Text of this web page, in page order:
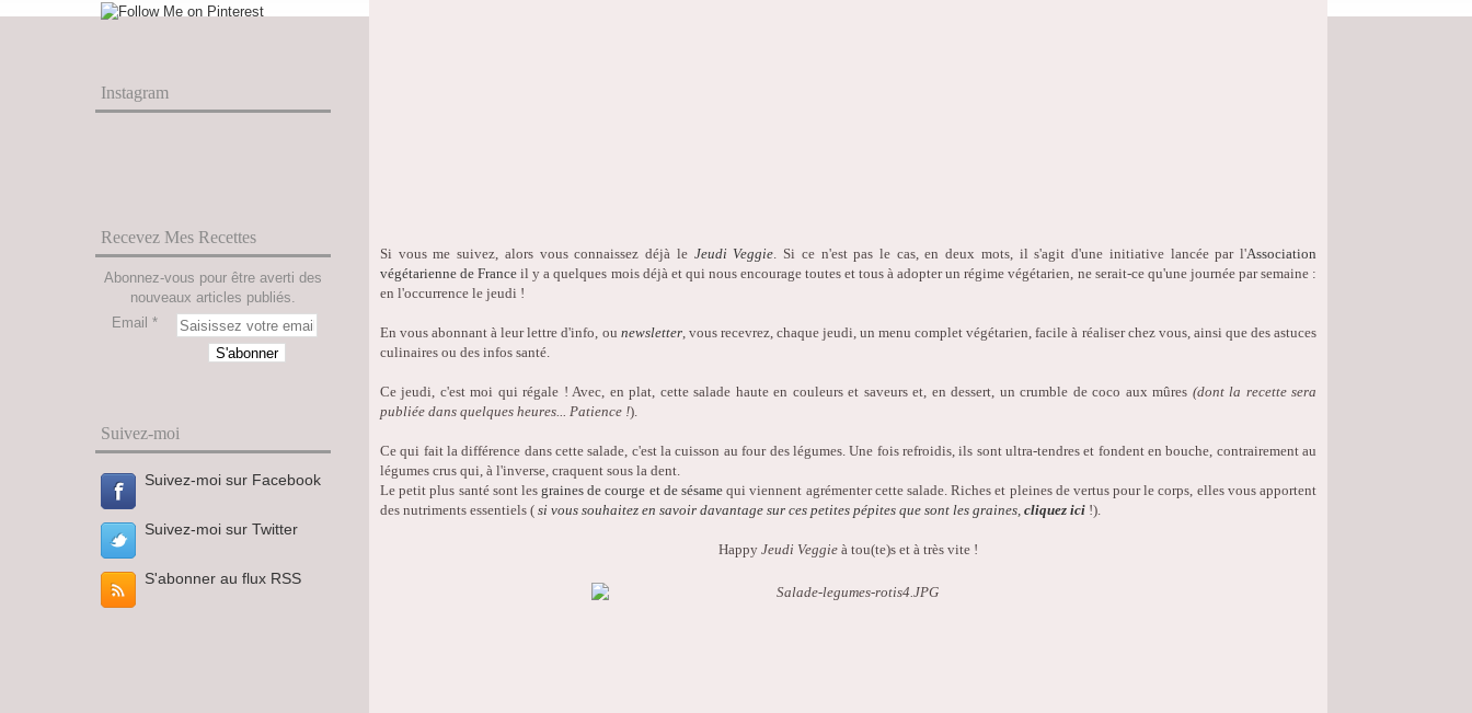
Instagram
Recevez Mes Recettes
Abonnez-vous pour être averti des
nouveaux articles publiés.
Email
Suivez-moi
Suivez-moi sur Facebook
Suivez-moi sur Twitter
S'abonner au flux RSS
Si vous me suivez, alors vous connaissez déjà le Jeudi Veggie. Si ce n'est pas le cas, en deux mots, il s'agit d'une initiative lancée par l'Association
végétarienne de France il y a quelques mois déjà et qui nous encourage toutes et tous à adopter un régime végétarien, ne serait-ce qu'une journée par semaine :
en l'occurrence le jeudi !
En vous abonnant à leur lettre d'info, ou newsletter, vous recevrez, chaque jeudi, un menu complet végétarien, facile à réaliser chez vous, ainsi que des astuces
culinaires ou des infos santé.
Ce jeudi, c'est moi qui régale ! Avec, en plat, cette salade haute en couleurs et saveurs et, en dessert, un crumble de coco aux mûres (dont la recette sera
publiée dans quelques heures... Patience !).
Ce qui fait la différence dans cette salade, c'est la cuisson au four des légumes. Une fois refroidis, ils sont ultra-tendres et fondent en bouche, contrairement au
légumes crus qui, à l'inverse, craquent sous la dent.
Le petit plus santé sont lesgraines de courge et de sésame qui viennent agrémenter cette salade. Riches et pleines de vertus pour le corps, elles vous apportent
des nutriments essentiels ( si vous souhaitez en savoir davantage sur ces petites pépites que sont les graines, cliquez ici !).
Happy Jeudi Veggie à tou(te)s et à très vite !